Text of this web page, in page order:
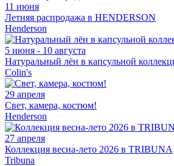
11 июня
Летняя распродажа в HENDERSON
Henderson
5 июня - 10 августа
Натуральный лён в капсульной
Colin's
29 апреля
Свет, камера, костюм!
Henderson
27 апреля
Коллекция весна-лето 2026 в TRIBUNA
Tribuna